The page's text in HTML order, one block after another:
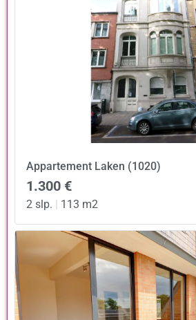
Appartement Laken (1020)
1.300 €
2 slp. | 113 m2